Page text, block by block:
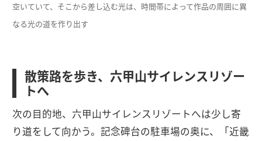
空いていて、そこから差し込む光は、時間帯によって作品の周囲に異
なる光の道を作り出す
散策路を歩き、六甲山サイレンスリゾー
トへ
次の目的地、六甲山サイレンスリゾートへは少し寄
り道をして向かう。記念碑台の駐車場の奥に、「近畿